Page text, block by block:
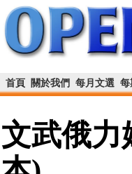
首頁 關於我們 每月文選 每
文武俄力